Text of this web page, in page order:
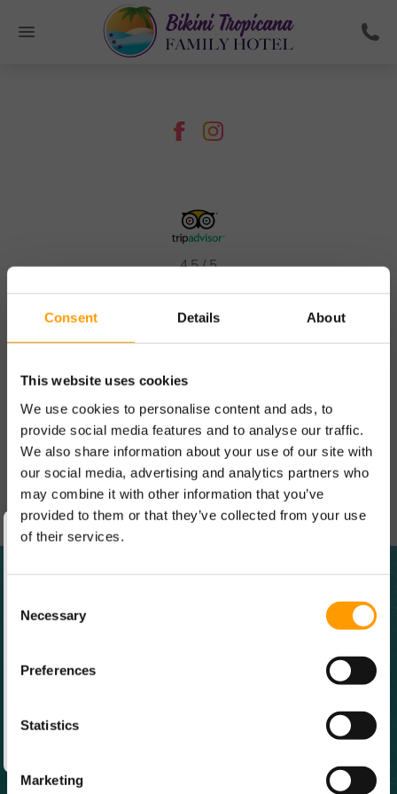
Consent Details About
This website uses cookies
We use cookies to personalise content and ads, to
provide social media features and to analyse our traffic.
We also share information about your use of our site with
our social media, advertising and analytics partners who
may combine it with other information that you’ve
provided to them or that they’ve collected from your use
of their services.
Necessary
Preferences
Statistics
Marketing
4.5 / 5
Directement
sur la mer
plage
RÉSERVÉ
ET BÉNÉFICIEZ DE NOMBREUX AVANTAGES